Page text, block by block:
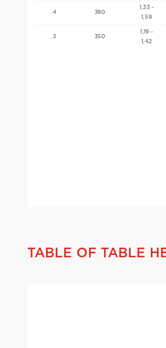
.4 380
1,33 -
1,59
.3 350
1,19 -
1,42
TABLE OF TABLE